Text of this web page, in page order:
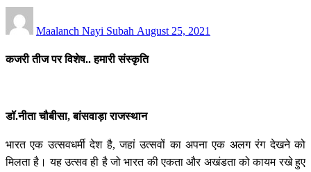
Maalanch Nayi Subah on
August 25, 2021
कजरी तीज पर विशेष.. हमारी संस्कृति
डॉ.नीता चौबीसा,बांसवाड़ाराजस्थान
भारत एक उत्सवधर्मी देश है, जहां उत्सवों का अपना एक अलग रंग देखने को
मिलता है। यह उत्सव ही है जो भारत की एकता और अखंडता को कायम रखे हुए